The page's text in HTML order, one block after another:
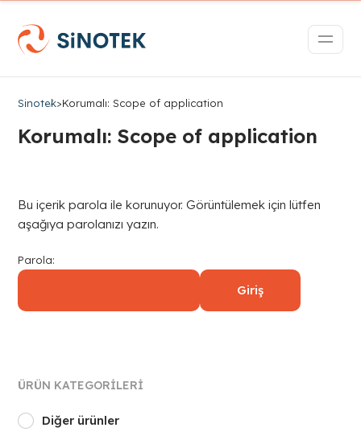
Sinotek>Korumalı: Scope of application
Korumalı: Scope of application
Bu içerik parola ile korunuyor. Görüntülemek için lütfen
aşağıya parolanızı yazın.
Parola:
ÜRÜN KATEGORILERI
Diğer ürünler